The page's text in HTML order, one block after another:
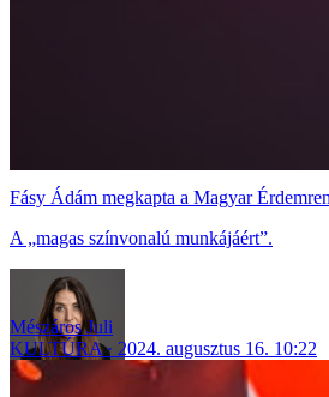
Fásy Ádám megkapta a Magyar
A „magas színvonalú munkájáért”.
Mészáros Juli
KULTÚRA
2024. augusztus 16. 10:22